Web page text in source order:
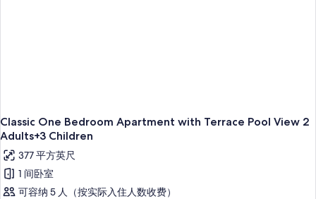
Classic One Bedroom Apartment with Terrace Pool View 2
Adults+3 Children
377 平方英尺
1 间卧室
可容纳 5 人（按实际入住人数收费）